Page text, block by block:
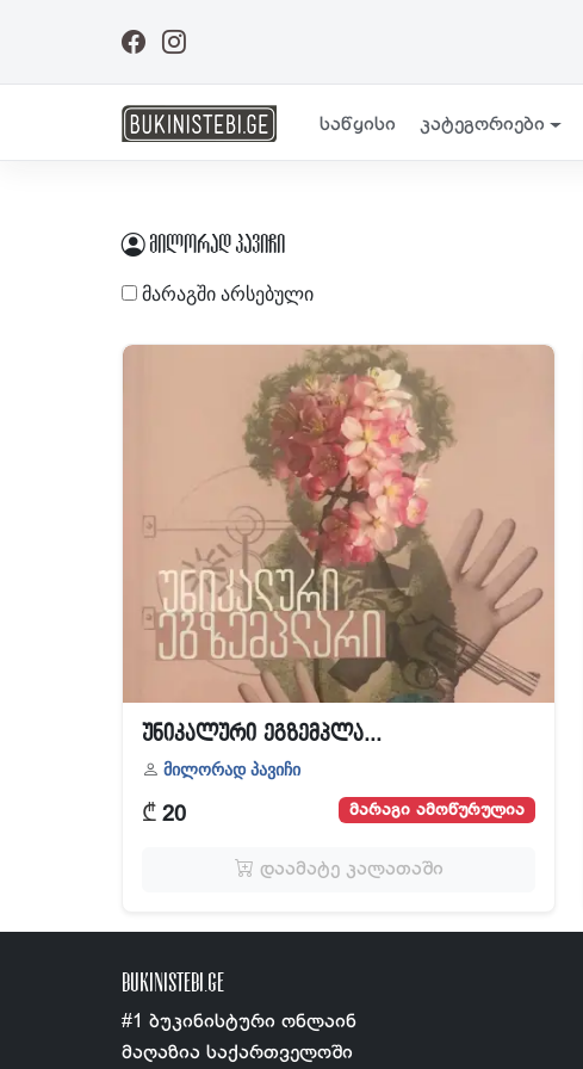
საწყისი კატეგორიები
მილორად პავიჩი
მარაგში არსებული
უნიკალური ეგზემპლა...
მილორად პავიჩი
₾ 20 მარაგი ამოწურულია
დაამატე კალათაში
BUKINISTEBI.GE
#1 ბუკინისტური ონლაინ
მაღაზია საქართველოში